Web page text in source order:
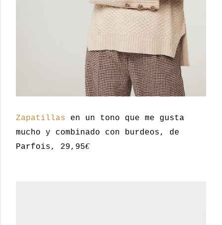
Zapatillas en un tono que me gusta
mucho y combinado con burdeos, de
Parfois, 29,95€